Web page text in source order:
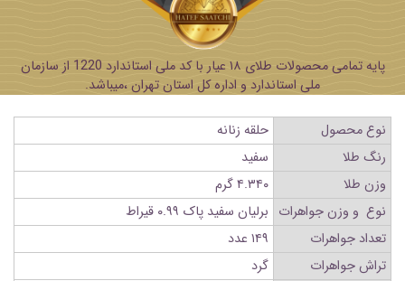
پایه تمامی محصولات طلای ۱۸ عیار با کد ملی استاندارد 1220 از سازمان
ملی استاندارد و اداره کل استان تهران ،میباشد.
نوع محصول
حلقه زنانه
رنگ طلا
سفید
وزن طلا
۴.۳۴۰ گرم
نوع و وزن جواهرات برلیان سفید پاک ۰.۹۹ قیراط
تعداد جواهرات
۱۴۹ عدد
تراش جواهرات
گرد